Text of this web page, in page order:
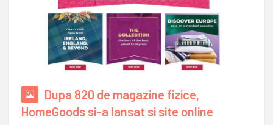
Dupa 820 de magazine fizice,
HomeGoods si-a lansat si site online